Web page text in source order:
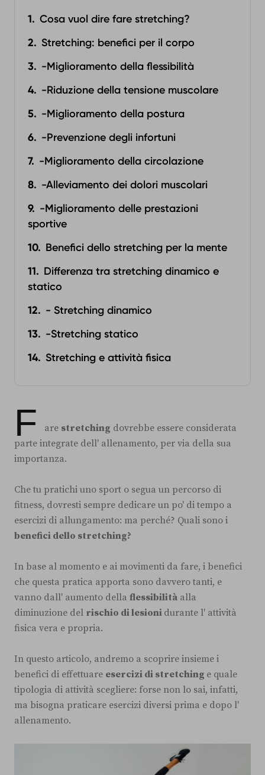
Cosa vuol dire fare stretching?
Stretching: benefici per il corpo
-Miglioramento della flessibilità
-Riduzione della tensione muscolare
-Miglioramento della postura
-Prevenzione degli infortuni
-Miglioramento della circolazione
-Alleviamento dei dolori muscolari
-Miglioramento delle prestazioni
sportive
Benefici dello stretching per la mente
Differenza tra stretching dinamico e
statico
- Stretching dinamico
-Stretching statico
Stretching e attività fisica
F are stretching dovrebbe essere considerata
parte integrate dell' allenamento, per via della sua
importanza.
Che tu pratichi uno sport o segua un percorso di
fitness, dovresti sempre dedicare un po' di tempo a
esercizi di allungamento: ma perché? Quali sono i
benefici dello stretching?
In base al momento e ai movimenti da fare, i benefici
che questa pratica apporta sono davvero tanti, e
vanno dall' aumento della flessibilità alla
diminuzione del rischio di lesioni durante l' attività
fisica vera e propria.
In questo articolo, andremo a scoprire insieme i
benefici di effettuare esercizi di stretching e quale
tipologia di attività scegliere: forse non lo sai, infatti,
ma bisogna praticare esercizi diversi prima e dopo l'
allenamento.